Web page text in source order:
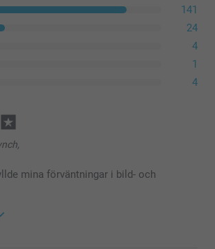
141
24
4
1
4
mina förväntningar i bild- och